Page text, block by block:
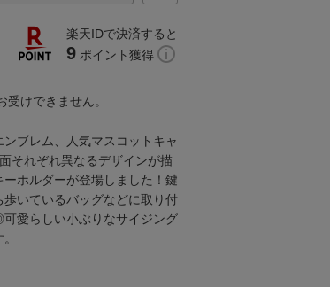
楽天IDで決済すると
9 ポイント獲得
けできません。
ブレム、人気マスコットキャ
それぞれ異なるデザインが描
ホルダーが登場しました！鍵
いているバッグなどに取り付
愛らしい小ぶりなサイジング